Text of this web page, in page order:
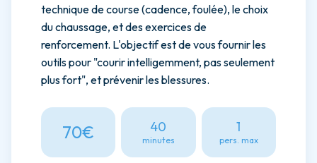
technique de course (cadence, foulée), le choix
du chaussage, et des exercices de
renforcement. L'objectif est de vous fournir les
outils pour "courir intelligemment, pas seulement
plus fort", et prévenir les blessures.
70€ 40
minutes
1
pers. max